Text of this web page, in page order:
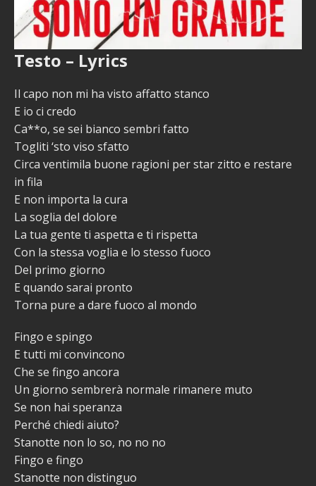
Testo – Lyrics
Il capo non mi ha visto affatto stanco
E io ci credo
Ca**o, se sei bianco sembri fatto
Togliti ‘sto viso sfatto
Circa ventimila buone ragioni per star zitto e restare
in fila
E non importa la cura
La soglia del dolore
La tua gente ti aspetta e ti rispetta
Con la stessa voglia e lo stesso fuoco
Del primo giorno
E quando sarai pronto
Torna pure a dare fuoco al mondo
Fingo e spingo
E tutti mi convincono
Che se fingo ancora
Un giorno sembrerà normale rimanere muto
Se non hai speranza
Perché chiedi aiuto?
Stanotte non lo so, no no no
Fingo e fingo
Stanotte non distinguo